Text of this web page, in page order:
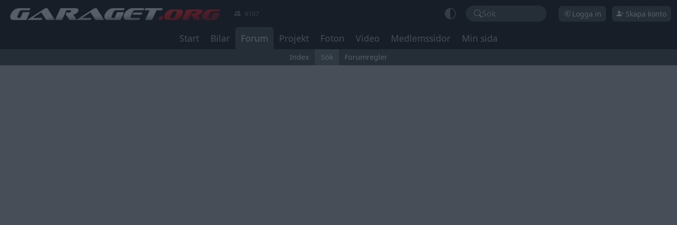
6107 Sök Logga in Skapa konto
Start Bilar Forum Projekt Foton Video Medlemssidor Min sida
Index Sök Forumregler